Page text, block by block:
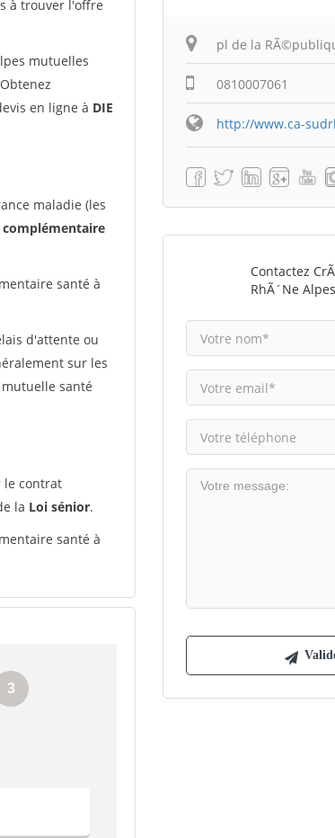
à trouver l'offre
mutuelles
en ligne à DIE
maladie (les
complémentaire
santé à
d'attente ou
sur les
santé
le contrat
la Loi sénior.
santé à
pl de la
0810007061
http://www.ca-
Contactez
RhÃ´ne